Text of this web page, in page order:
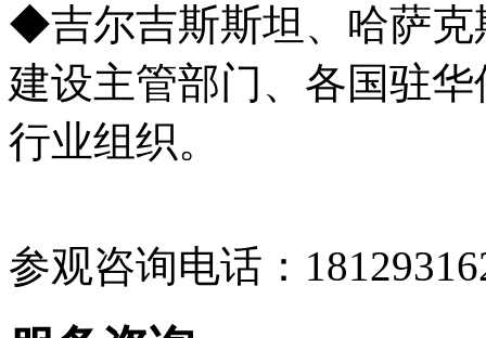
◆吉尔吉斯斯坦、哈萨克
建设主管部门、各国驻
行业组织。
参观咨询电话：